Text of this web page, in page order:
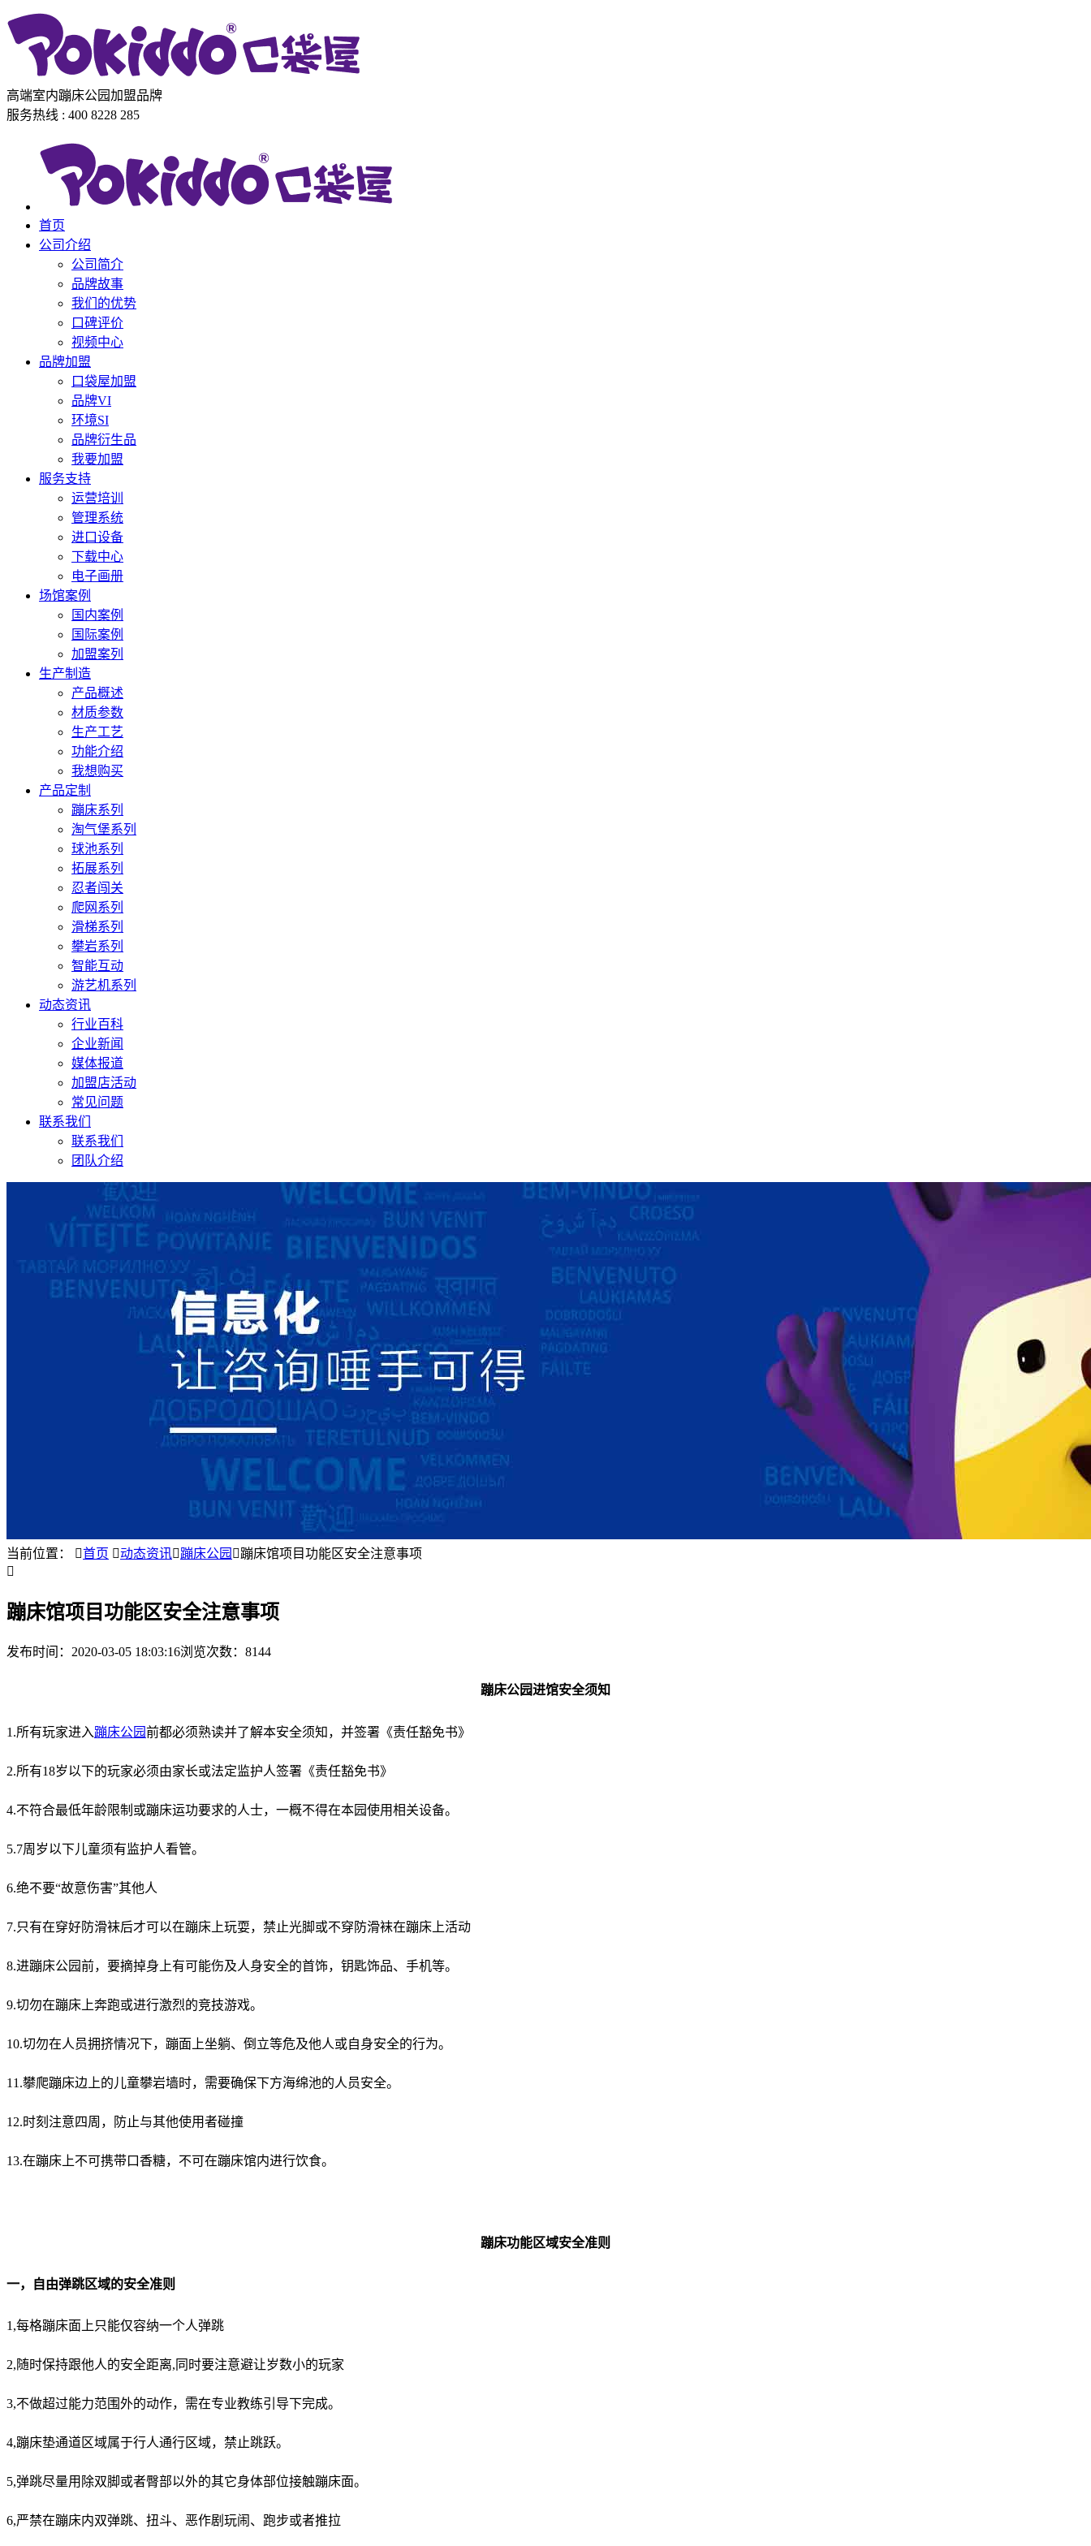
高端室内蹦床公园加盟品牌
服务热线 : 400 8228 285
首页
公司介绍
公司简介
品牌故事
我们的优势
口碑评价
视频中心
品牌加盟
口袋屋加盟
品牌VI
环境SI
品牌衍生品
我要加盟
服务支持
运营培训
管理系统
进口设备
下载中心
电子画册
场馆案例
国内案例
国际案例
加盟案列
生产制造
产品概述
材质参数
生产工艺
功能介绍
我想购买
产品定制
蹦床系列
淘气堡系列
球池系列
拓展系列
忍者闯关
爬网系列
滑梯系列
攀岩系列
智能互动
游艺机系列
动态资讯
行业百科
企业新闻
媒体报道
加盟店活动
常见问题
联系我们
联系我们
团队介绍
当前位置： 首页 动态资讯蹦床公园 蹦床馆项目功能区安全注意事项

蹦床馆项目功能区安全注意事项
发布时间： 2020-03-05 18:03:16浏览次数：8144
蹦床公园进馆安全须知
1.所有玩家进入蹦床公园前都必须熟读并了解本安全须知，并签署《责任豁免书》
2.所有18岁以下的玩家必须由家长或法定监护人签署《责任豁免书》
4.不符合最低年龄限制或蹦床运功要求的人士，一概不得在本园使用相关设备。
5.7周岁以下儿童须有监护人看管。
6.绝不要“故意伤害”其他人
7.只有在穿好防滑袜后才可以在蹦床上玩耍，禁止光脚或不穿防滑袜在蹦床上活动
8.进蹦床公园前，要摘掉身上有可能伤及人身安全的首饰，钥匙饰品、手机等。
9.切勿在蹦床上奔跑或进行激烈的竞技游戏。
10.切勿在人员拥挤情况下，蹦面上坐躺、倒立等危及他人或自身安全的行为。
11.攀爬蹦床边上的儿童攀岩墙时，需要确保下方海绵池的人员安全。
12.时刻注意四周，防止与其他使用者碰撞
13.在蹦床上不可携带口香糖，不可在蹦床馆内进行饮食。
蹦床功能区域安全准则
一，自由弹跳区域的安全准则
1,每格蹦床面上只能仅容纳一个人弹跳
2,随时保持跟他人的安全距离,同时要注意避让岁数小的玩家
3,不做超过能力范围外的动作，需在专业教练引导下完成。
4,蹦床垫通道区域属于行人通行区域，禁止跳跃。
5,弹跳尽量用除双脚或者臀部以外的其它身体部位接触蹦床面。
6,严禁在蹦床内双弹跳、扭斗、恶作剧玩闹、跑步或者推拉